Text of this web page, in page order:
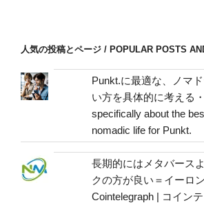
address
人気の投稿とページ / POPULAR POSTS
Punkt.に最適な、ノマ
い方を具体的に考える
specifically about the
nomadic life for Punkt.
長期的にはメタバース
クの方が良い＝イーロ
Cointelegraph | コイン